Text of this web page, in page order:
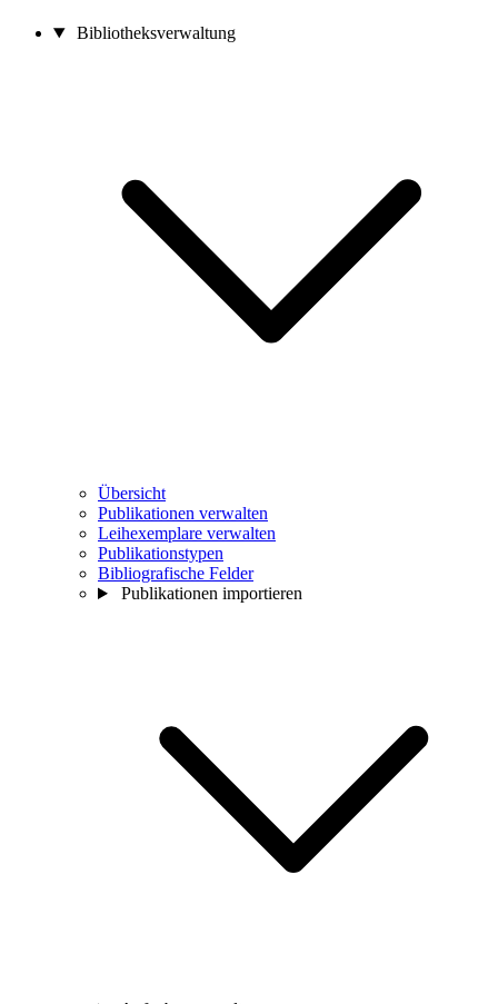
Bibliotheksverwaltung
Übersicht
Publikationen verwalten
Leihexemplare verwalten
Publikationstypen
Bibliografische Felder
Publikationen importieren